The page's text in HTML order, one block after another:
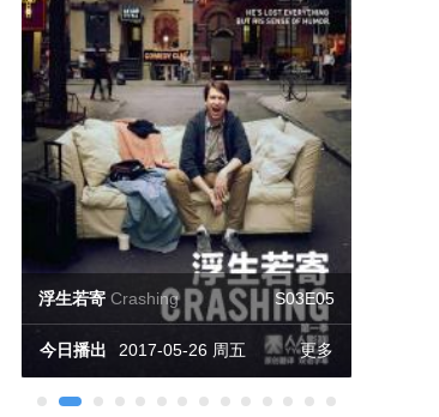
行尸走肉 The Walking Dead S02E01
浮生若寄 Crashing S03E05
随性所欲 Casual S01E03
全境通告 A.P.B. S02E01
世界上最后一个男人 The Last Man on Earth S05E18
衰姐们 Girls S11E05
开心汉堡店 Bob's Burgers S07E11
亿万 Billions S01E05
24小时遗产 24 Legacy S02E07
飓风营救 Taken S02E05
殖民地 Colony S05E11
美国众神 American God S04E08
异人 Inhumens S01E03
生活大爆炸 The Big Bang Theory S13E21
随性所欲 Casual S01E03
全境通告 A.P.B. S02E01
世界上最后一个男人 The Last Man on Earth S05E18
衰姐们 Girls S11E05
开心汉堡店 Bob's Burgers S07E11
亿万 Billions S01E05
24小时遗产 24 Legacy S02E07
飓风营救 Taken S02E05
今日播出 2017-05-26 周五 更多